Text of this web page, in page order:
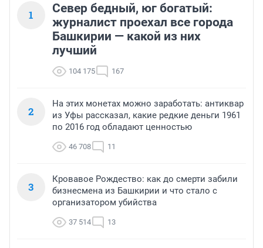
1
Север бедный, юг богатый:
журналист проехал все города
Башкирии — какой из них
лучший
104 175 167
2
На этих монетах можно заработать: антиквар
из Уфы рассказал, какие редкие деньги 1961
по 2016 год обладают ценностью
46 708 11
3
Кровавое Рождество: как до смерти забили
бизнесмена из Башкирии и что стало с
организатором убийства
37 514 13